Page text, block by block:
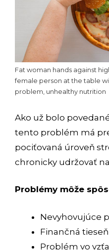
Fat woman hands against
female person at the table
problem, unhealthy nutrition
Ako už bolo
tento problém má
pociťovaná úroveň
chronicky udržovať
Problémy môže
Nevyhovujúce
Finančná tieseň
Problém vo